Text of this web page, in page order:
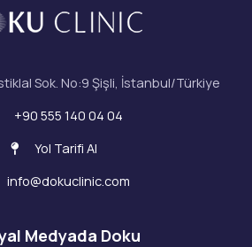
Sok. No:9 Şişli, İstanbul/Türkiye
+90 555 140 04 04
Yol Tarifi Al
info@dokuclinic.com
Medyada Doku